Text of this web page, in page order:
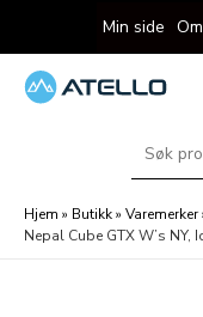
til
innholdet
Min side
Søk
Hjem » Butikk» Varemerker
Nepal Cube GTX W’s NY,